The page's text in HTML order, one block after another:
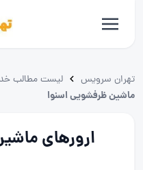
تهران سرویس لیست مطالب
ماشین ظرفشویی اسنوا
ارورهای